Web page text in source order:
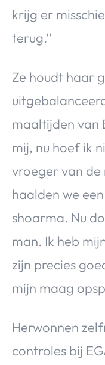
krijg er
terug.’’
Ze houdt haar
maaltijden van
mij, nu hoef ik
vroeger van de
haalden we
shoarma. Nu
man. Ik heb
zijn precies
mijn maag
Herwonnen
controles bij